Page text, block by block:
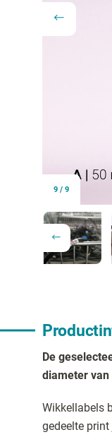
9 / 9
De
diameter van
Wikkellabels
gedeelte